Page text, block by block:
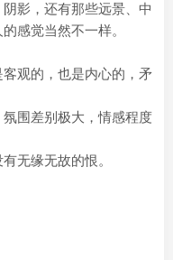
影，还有那些远景、中
感觉当然不一样。
观的，也是内心的，矛
围差别极大，情感程度
无缘无故的恨。